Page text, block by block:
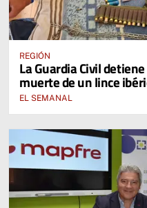
REGIÓN
La Guardia Civil
muerte de un lince
EL SEMANAL